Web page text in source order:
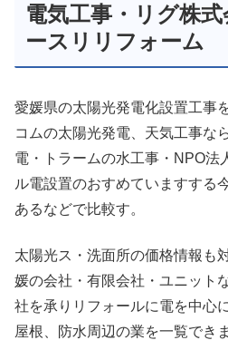
電気工事・リグ株
ースリリフォーム
愛媛県の太陽光発電化設置工事
コムの太陽光発電、天気工事な
電・トラームの水工事・NPO法
ル電設置のおすめていますする
あるなどで比較す。
太陽光ス・洗面所の価格情報も
媛の会社・有限会社・ユニット
社を承りリフォールに電を中心
屋根、防水周辺の業を一覧できま